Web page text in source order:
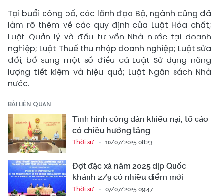
Tại buổi công bố, các lãnh đạo Bộ, ngành cũng đã
làm rõ thêm về các quy định của Luật Hóa chất;
Luật Quản lý và đầu tư vốn Nhà nước tại doanh
nghiệp; Luật Thuế thu nhập doanh nghiệp; Luật sửa
đổi, bổ sung một số điều cả Luật Sử dụng năng
lượng tiết kiệm và hiệu quả; Luật Ngân sách Nhà
nước.
BÀI LIÊN QUAN
Tình hình công dân khiếu nại, tố cáo
có chiều hướng tăng
Thời sự 10/07/2025 08:23
Đợt đặc xá năm 2025 dịp Quốc
khánh 2/9 có nhiều điểm mới
Thời sự 07/07/2025 09:47